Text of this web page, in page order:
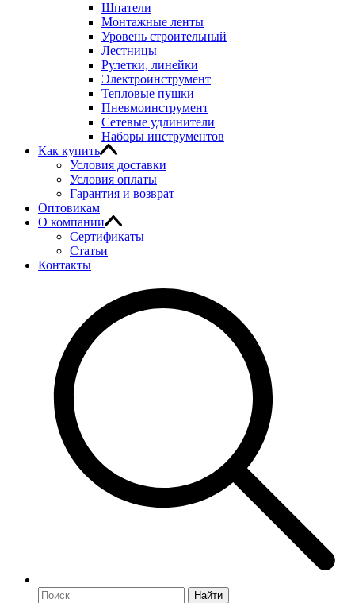
Шпатели
Монтажные ленты
Уровень строительный
Лестницы
Рулетки, линейки
Электроинструмент
Тепловые пушки
Пневмоинструмент
Сетевые удлинители
Наборы инструментов
Как купить
Условия доставки
Условия оплаты
Гарантия и возврат
Оптовикам
О компании
Сертификаты
Статьи
Контакты
Найти